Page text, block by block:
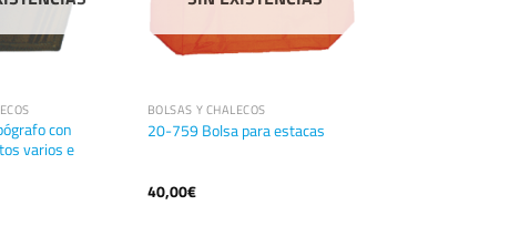
con
varios e
BOLSAS Y CHALECOS
20-759 Bolsa para estacas
40,00€